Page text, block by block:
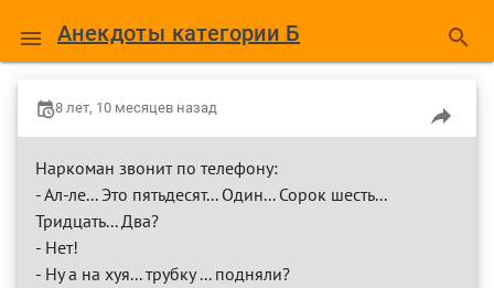
Анекдоты категории Б
8 лет, 10 месяцев назад
Наркоман звонит по телефону:
- Ал-ле... Это пятьдесят... Один... Сорок шесть...
Тридцать... Два?
- Нет!
- Ну а на хуя... трубку ... подняли?